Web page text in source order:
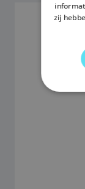
zij